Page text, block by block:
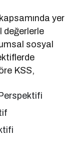
yer
değerlerle
sosyal
KSS,